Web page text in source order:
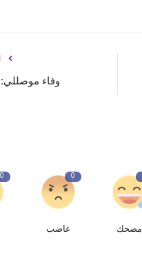
وفاء موصللي:
مضحك
0
غاضب
0